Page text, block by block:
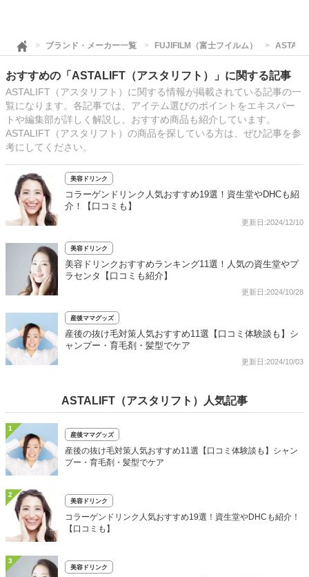
ブランド・メーカー一覧 FUJIFILM（富士フイルム）
おすすめの「ASTALIFT（アスタリフト）」に関する記事
ASTALIFT（アスタリフト）に関する情報が掲載されている記事の一
覧になります。各記事では、アイテム選びのポイントをエキスパー
トや編集部が詳しく解説し、おすすめ商品も紹介しています。
ASTALIFT（アスタリフト）の商品を探している方は、ぜひ記事を参
考にしてください。
美容ドリンク
コラーゲンドリンク人気おすすめ19選！資生堂やDHCも紹
介！【口コミも】
更新日:2024/12/10
美容ドリンク
美容ドリンクおすすめランキング11選！人気の資生堂やプ
ラセンタ【口コミも紹介】
更新日:2024/10/28
産後ママグッズ
産後の抜け毛対策人気おすすめ11選【口コミ体験談も】シ
ャンプー・育毛剤・髪型でケア
更新日:2024/10/03
ASTALIFT（アスタリフト）人気記事
1
産後ママグッズ
産後の抜け毛対策人気おすすめ11選【口コミ体験談も】シャン
プー・育毛剤・髪型でケア
2
美容ドリンク
コラーゲンドリンク人気おすすめ19選！資生堂やDHCも紹介！
【口コミも】
3
美容ドリンク